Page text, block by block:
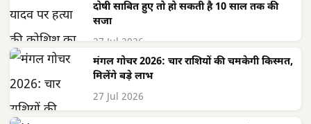
दोषी साबित हुए तो हो सकती है 10 साल तक की
सजा
27 Jul 2026
मंगल गोचर 2026: चार राशियों की चमकेगी किस्मत,
मिलेंगे बड़े लाभ
27 Jul 2026